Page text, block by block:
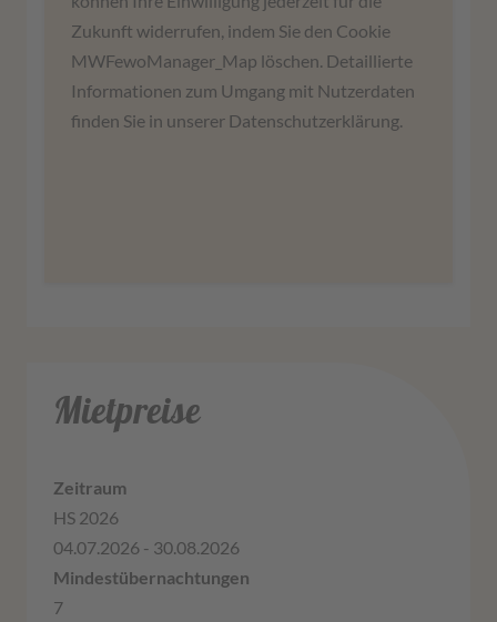
Drittanbieters, um Karteninhalte einzubetten.
Dieser Service kann Daten zu Ihren Aktivitäten
sammeln. Bitte lesen Sie die Details durch und
stimmen Sie der Nutzung des Service zu, um
Zukunft widerrufen, indem Sie den Cookie
MWFewoManager_Map löschen. Detaillierte
Informationen zum Umgang mit Nutzerdaten
finden Sie in unserer Datenschutzerklärung.
Mietpreise
HS 2026
04.07.2026 - 30.08.2026
7